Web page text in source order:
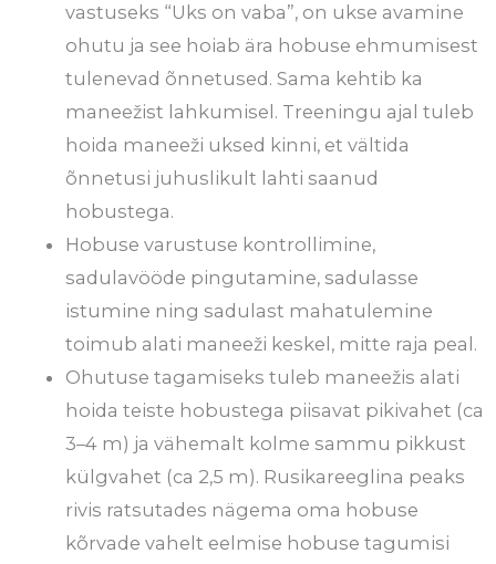
vastuseks “Uks on vaba”, on ukse avamine
ohutu ja see hoiab ära hobuse ehmumisest
tulenevad õnnetused. Sama kehtib ka
maneežist lahkumisel. Treeningu ajal tuleb
hoida maneeži uksed kinni, et vältida
õnnetusi juhuslikult lahti saanud
hobustega.
Hobuse varustuse kontrollimine,
sadulavööde pingutamine, sadulasse
istumine ning sadulast mahatulemine
toimub alati maneeži keskel, mitte raja peal.
Ohutuse tagamiseks tuleb maneežis alati
hoida teiste hobustega piisavat pikivahet (ca
3–4 m) ja vähemalt kolme sammu pikkust
külgvahet (ca 2,5 m). Rusikareeglina peaks
rivis ratsutades nägema oma hobuse
kõrvade vahelt eelmise hobuse tagumisi